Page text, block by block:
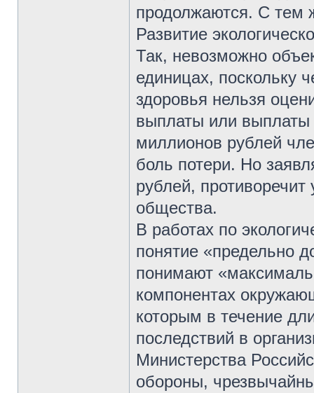
продолжаются. С тем
Развитие
Так, невозможно
единицах, поскольку
здоровья нельзя
выплаты или выплаты
миллионов рублей
боль потери. Но
рублей, противоречит
общества.
В работах по
понятие «предельно
понимают
компонентах
которым в течение
последствий в
Министерства
обороны,